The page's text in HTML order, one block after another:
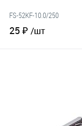
FS-52KF-10.0/250
25 ₽/шт